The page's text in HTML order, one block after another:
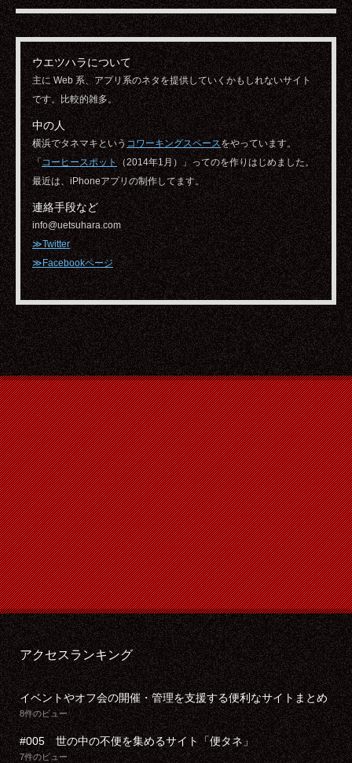
ウエツハラについて
主に Web 系、アプリ系のネタを提供していくかもしれないサイト
です。比較的雑多。
中の人
横浜でタネマキというコワーキングスペース をやっています。
「コーヒースポット（2014年1月）」ってのを作りはじめました。
最近は、iPhoneアプリの制作してます。
連絡手段など
info@uetsuhara.com
≫Twitter
≫Facebookページ
アクセスランキング
イベントやオフ会の開催・管理を支援する便利なサイトまとめ
8件のビュー
#005 世の中の不便を集めるサイト「便タネ」
7件のビュー